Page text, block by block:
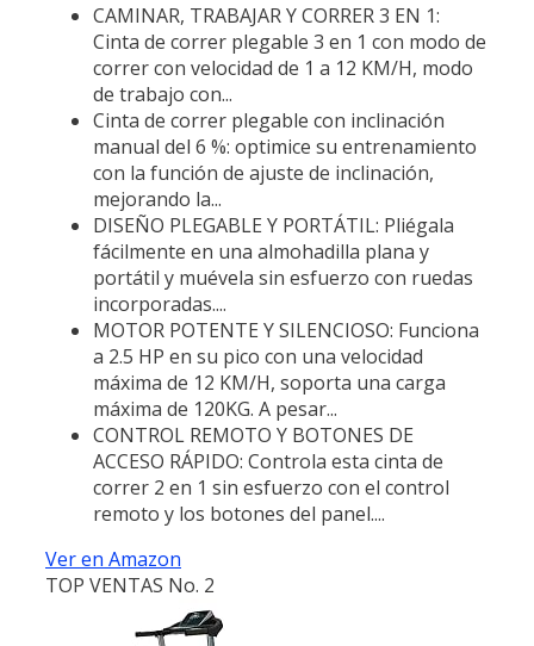
CAMINAR, TRABAJAR Y CORRER 3 EN 1:
Cinta de correr plegable 3 en 1 con modo de
correr con velocidad de 1 a 12 KM/H, modo
de trabajo con...
Cinta de correr plegable con inclinación
manual del 6 %: optimice su entrenamiento
con la función de ajuste de inclinación,
mejorando la...
DISEÑO PLEGABLE Y PORTÁTIL: Pliégala
fácilmente en una almohadilla plana y
portátil y muévela sin esfuerzo con ruedas
incorporadas....
MOTOR POTENTE Y SILENCIOSO: Funciona
a 2.5 HP en su pico con una velocidad
máxima de 12 KM/H, soporta una carga
máxima de 120KG. A pesar...
CONTROL REMOTO Y BOTONES DE
ACCESO RÁPIDO: Controla esta cinta de
correr 2 en 1 sin esfuerzo con el control
remoto y los botones del panel....
Ver en Amazon
TOP VENTAS No. 2